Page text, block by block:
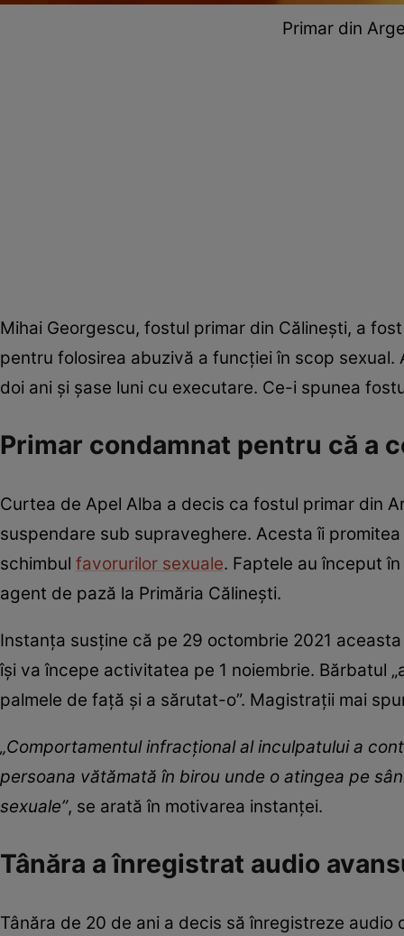
Primar din
Mihai Georgescu, fostul primar din Călinești, a
pentru folosirea abuzivă a funcției în scop
doi ani și șase luni cu executare. Ce-i spunea
Primar condamnat pentru că a
Curtea de Apel Alba a decis ca fostul primar din
suspendare sub supraveghere. Acesta îi
schimbul favorurilor sexuale. Faptele au început
agent de pază la Primăria Călinești.
Instanța susține că pe 29 octombrie 2021
își va începe activitatea pe 1 noiembrie. Bărbatul
palmele de față și a sărutat-o”. Magistrații mai
„Comportamentul infracțional al inculpatului a
persoana vătămată în birou unde o atingea pe
sexuale”, se arată în motivarea instanței.
Tânăra a înregistrat audio
Tânăra de 20 de ani a decis să înregistreze